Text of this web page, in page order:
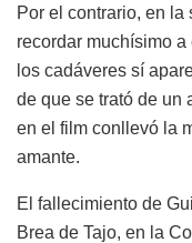
Por el contrario, en
recordar muchísimo
los cadáveres sí
de que se trató de un
en el film conllevó la
amante.
El fallecimiento de
Brea de Tajo, en la